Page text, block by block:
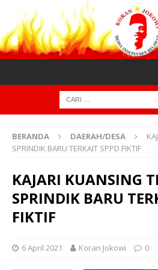
BERANDA DAERAH/DESA
SPRINDIK BARU TERKAIT SPPD FIKTIF
KAJARI KUANSING
SPRINDIK BARU
FIKTIF
6 April 2021 Koran Jokowi 0